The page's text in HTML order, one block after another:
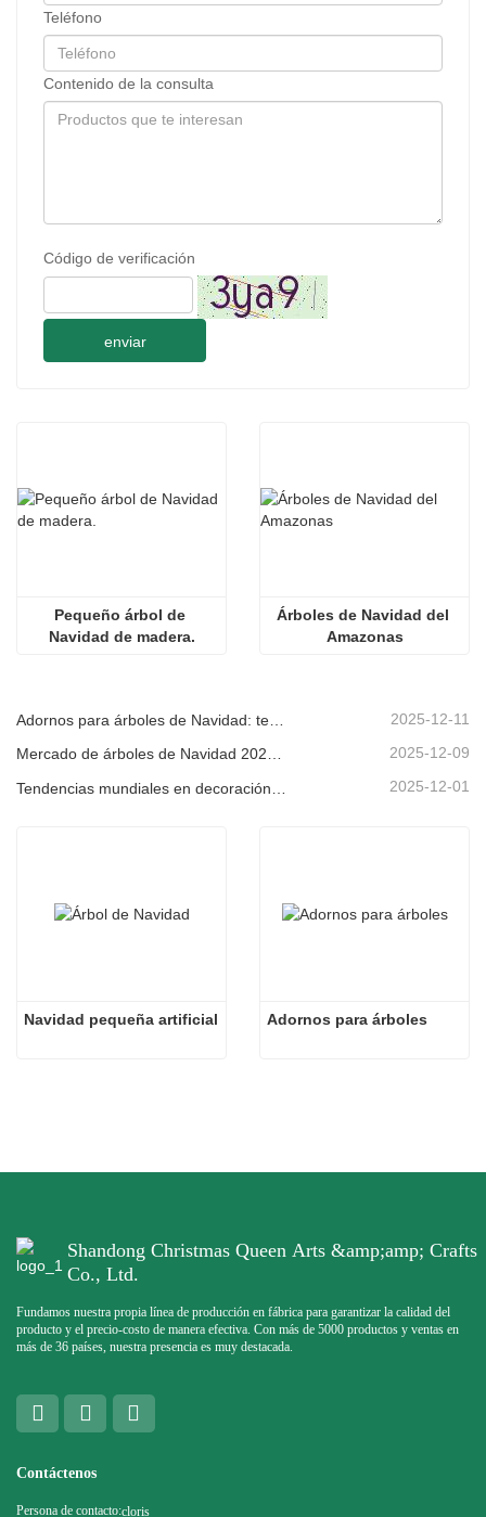
Teléfono
Contenido de la consulta
Código de verificación
enviar
Pequeño árbol de
Navidad de madera.
Árboles de Navidad del
Amazonas
2025-12-11
Mercado de árboles de Navidad 2025: Tendencias, tecnologías y guía de compras para compradores B2B 2025-12-09
2025-12-01
Navidad pequeña artificial Adornos para árboles
Shandong Christmas Queen Arts &amp;amp; Crafts
Co., Ltd.
Fundamos nuestra propia línea de producción en fábrica para garantizar la calidad del
producto y el precio-costo de manera efectiva. Con más de 5000 productos y ventas en
más de 36 países, nuestra presencia es muy destacada.
Contáctenos
Persona de contacto:cloris